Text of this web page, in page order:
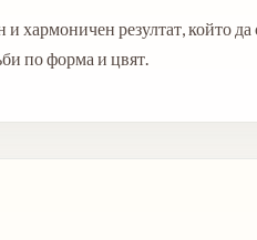
хармоничен резултат, който да
по форма и цвят.